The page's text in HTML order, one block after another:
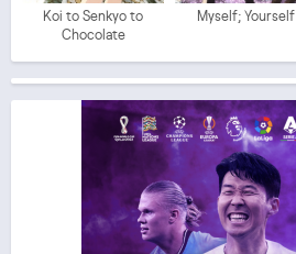
Koi to Senkyo to
Chocolate
Myself; Yourself